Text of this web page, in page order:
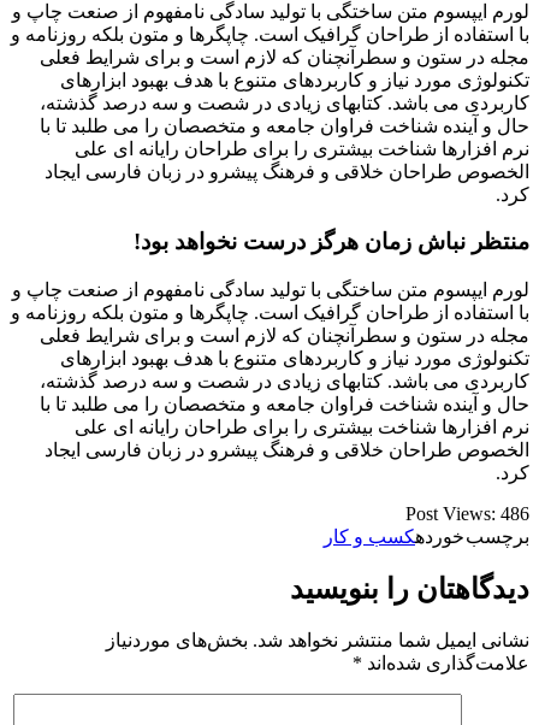
لورم ایپسوم متن ساختگی با تولید سادگی نامفهوم از صنعت چاپ و
با استفاده از طراحان گرافیک است. چاپگرها و متون بلکه روزنامه و
مجله در ستون و سطرآنچنان که لازم است و برای شرایط فعلی
تکنولوژی مورد نیاز و کاربردهای متنوع با هدف بهبود ابزارهای
کاربردی می باشد. کتابهای زیادی در شصت و سه درصد گذشته،
حال و آینده شناخت فراوان جامعه و متخصصان را می طلبد تا با
نرم افزارها شناخت بیشتری را برای طراحان رایانه ای علی
الخصوص طراحان خلاقی و فرهنگ پیشرو در زبان فارسی ایجاد
کرد.
منتظر نباش زمان هرگز درست نخواهد بود!
لورم ایپسوم متن ساختگی با تولید سادگی نامفهوم از صنعت چاپ و
با استفاده از طراحان گرافیک است. چاپگرها و متون بلکه روزنامه و
مجله در ستون و سطرآنچنان که لازم است و برای شرایط فعلی
تکنولوژی مورد نیاز و کاربردهای متنوع با هدف بهبود ابزارهای
کاربردی می باشد. کتابهای زیادی در شصت و سه درصد گذشته،
حال و آینده شناخت فراوان جامعه و متخصصان را می طلبد تا با
نرم افزارها شناخت بیشتری را برای طراحان رایانه ای علی
الخصوص طراحان خلاقی و فرهنگ پیشرو در زبان فارسی ایجاد
کرد.
Post Views: 486
برچسب خوردهکسب و کار
دیدگاهتان را بنویسید
نشانی ایمیل شما منتشر نخواهد شد. بخش‌های موردنیاز
علامت‌گذاری شده‌اند *